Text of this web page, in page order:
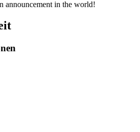
announcement in the world!